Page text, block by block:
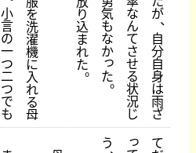
が、
自
分
自
身
は
雨
ざ
な
ん
て
さ
せ
る
状
況
じ
気
も
な
か
っ
た。
り
込
ま
れ
た。
を
洗
濯
機
に
入
れ
る
母
小
言
の
一
つ
二
つ
で
も
て
っ
う、